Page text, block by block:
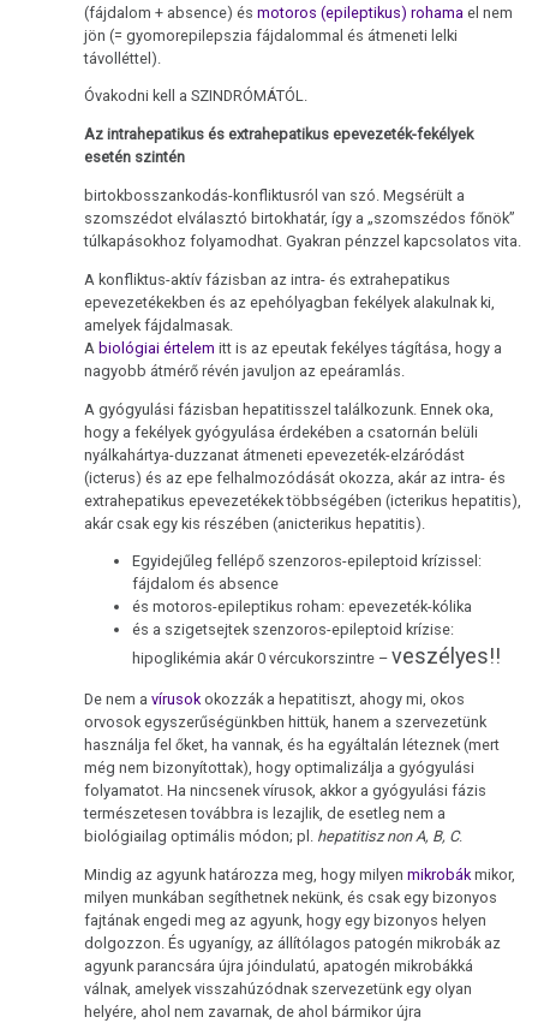
(fájdalom + absence) ésmotoros (epileptikus) rohama el nem
jön (= gyomorepilepszia fájdalommal és átmeneti lelki
távolléttel).
Óvakodni kell a SZINDRÓMÁTÓL.
Az intrahepatikus és extrahepatikus epevezeték-fekélyek
esetén szintén
birtokbosszankodás-konfliktusról van szó. Megsérült a
szomszédot elválasztó birtokhatár, így a „szomszédos főnök”
túlkapásokhoz folyamodhat. Gyakran pénzzel kapcsolatos vita.
A konfliktus-aktív fázisban az intra- és extrahepatikus
epevezetékekben és az epehólyagban fekélyek alakulnak ki,
amelyek fájdalmasak.
Abiológiai értelem itt is az epeutak fekélyes tágítása, hogy a
nagyobb átmérő révén javuljon az epeáramlás.
A gyógyulási fázisban hepatitisszel találkozunk. Ennek oka,
hogy a fekélyek gyógyulása érdekében a csatornán belüli
nyálkahártya-duzzanat átmeneti epevezeték-elzáródást
(icterus) és az epe felhalmozódását okozza, akár az intra- és
extrahepatikus epevezetékek többségében (icterikus hepatitis),
akár csak egy kis részében (anicterikus hepatitis).
Egyidejűleg fellépő szenzoros-epileptoid krízissel:
fájdalom és absence
és motoros-epileptikus roham: epevezeték-kólika
és a szigetsejtek szenzoros-epileptoid krízise:
hipoglikémia akár 0 vércukorszintre –veszélyes!!
De nem avírusokokozzák a hepatitiszt, ahogy mi, okos
orvosok egyszerűségünkben hittük, hanem a szervezetünk
használja fel őket, ha vannak, és ha egyáltalán léteznek (mert
még nem bizonyítottak), hogy optimalizálja a gyógyulási
folyamatot. Ha nincsenek vírusok, akkor a gyógyulási fázis
természetesen továbbra is lezajlik, de esetleg nem a
biológiailag optimális módon; pl. hepatitisz non A, B, C.
Mindig az agyunk határozza meg, hogy milyenmikrobák mikor,
milyen munkában segíthetnek nekünk, és csak egy bizonyos
fajtának engedi meg az agyunk, hogy egy bizonyos helyen
dolgozzon. És ugyanígy, az állítólagos patogén mikrobák az
agyunk parancsára újra jóindulatú, apatogén mikrobákká
válnak, amelyek visszahúzódnak szervezetünk egy olyan
helyére, ahol nem zavarnak, de ahol bármikor újra